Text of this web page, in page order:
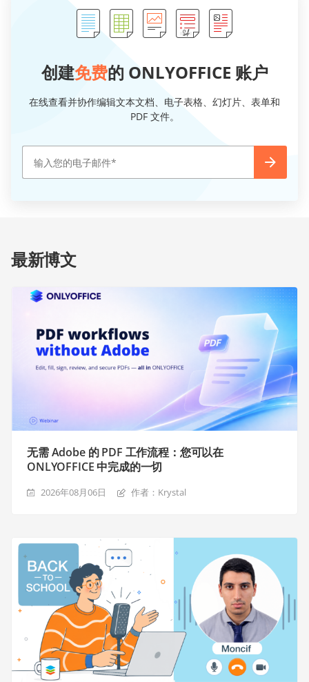
创建免费的 ONLYOFFICE 账户
在线查看并协作编辑文本文档、电子表格、幻灯片、表单和
PDF 文件。
最新博文
无需 Adobe 的 PDF 工作流程：您可以在
ONLYOFFICE 中完成的一切
2026年08月06日 作者：Krystal